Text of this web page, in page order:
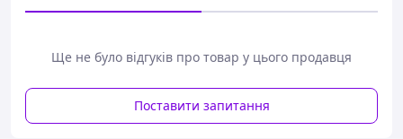
Висока міцність і еластичність.
Щільність руки.
Ще не було відгуків про товар у цього продавця
Поставити запитання